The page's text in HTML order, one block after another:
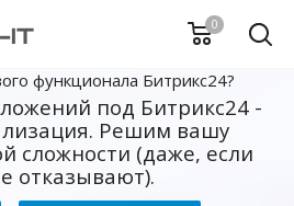
0
функционала Битрикс24?
под Битрикс24 -
Решим вашу
сложности (даже, если
отказывают).